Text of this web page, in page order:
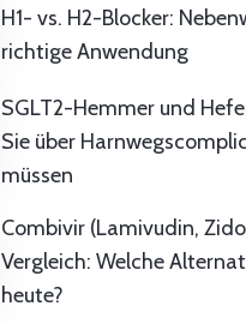
H1- vs. H2-Blocker:
richtige Anwendung
SGLT2-Hemmer und
Sie über
müssen
Combivir (Lamivudin,
Vergleich: Welche
heute?